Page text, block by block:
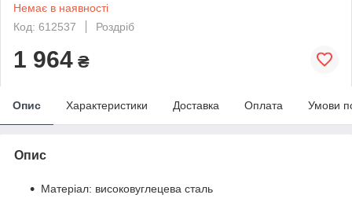
Немає в наявності
Код: 612537
Роздріб
1 964 ₴
Опис Характеристики Доставка Оплата Умови
Опис
Матеріал: високовуглецева сталь